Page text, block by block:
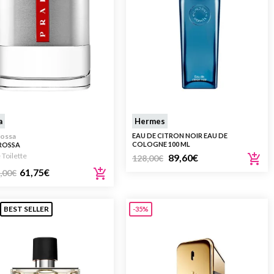
Toilette
€ 61,75€
Hermes
EAU DE CITRON NOIR EAU DE
COLOGNE 100 ML
128,00€ 89,60€
BEST SELLER -35%